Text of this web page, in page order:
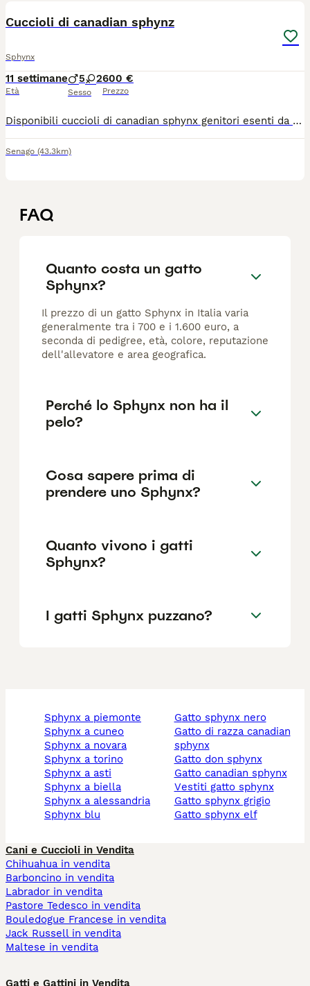
Cuccioli di canadian sphynz
Sphynx
11 settimane
Età
5 2
Sesso
600 €
Prezzo
Disponibili cuccioli di canadian sphynx genitori esenti da fiv e felv abituati alla lettiera e sia al secco che allumido
Senago (43.3km)
FAQ
Quanto costa un gatto
Sphynx?
Il prezzo di un gatto Sphynx in Italia varia
generalmente tra i 700 e i 1.600 euro, a
seconda di pedigree, età, colore, reputazione
dell'allevatore e area geografica.
Perché lo Sphynx non ha il
pelo?
Cosa sapere prima di
prendere uno Sphynx?
Quanto vivono i gatti
Sphynx?
I gatti Sphynx puzzano?
sphynx a piemonte
sphynx a cuneo
sphynx a novara
sphynx a torino
sphynx a asti
sphynx a biella
sphynx a alessandria
sphynx blu
gatto sphynx nero
gatto di razza canadian
sphynx
gatto don sphynx
gatto canadian sphynx
vestiti gatto sphynx
gatto sphynx grigio
gatto sphynx elf
Cani e Cuccioli in Vendita
Chihuahua in vendita
Barboncino in vendita
Labrador in vendita
Pastore Tedesco in vendita
Bouledogue Francese in vendita
Jack Russell in vendita
Maltese in vendita